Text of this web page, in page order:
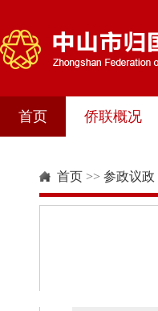
首页 侨联概况
首页 >> 参政议政